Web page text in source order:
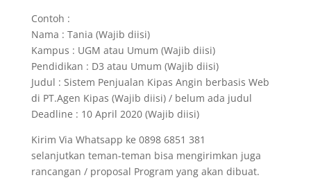
Contoh :
Nama : Tania (Wajib diisi)
Kampus : UGM atau Umum (Wajib diisi)
Pendidikan : D3 atau Umum (Wajib diisi)
Judul : Sistem Penjualan Kipas Angin berbasis Web
di PT.Agen Kipas (Wajib diisi) / belum ada judul
Deadline : 10 April 2020 (Wajib diisi)
Kirim Via Whatsapp ke 0898 6851 381
selanjutkan teman-teman bisa mengirimkan juga
rancangan / proposal Program yang akan dibuat.